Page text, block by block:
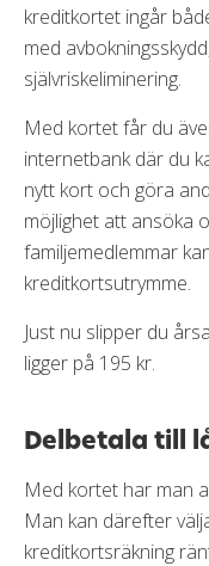
kreditkortet ingår
med
självriskeliminering.
Med kortet får du
internetbank där du
nytt kort och göra
möjlighet att ansöka
familjemedlemmar
kreditkortsutrymme.
Just nu slipper du
ligger på 195 kr.
Delbetala till
Med kortet har man
Man kan därefter
kreditkortsräkning